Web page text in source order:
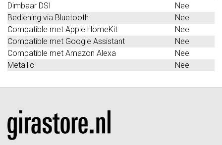
Dimbaar DSI
Nee
Bediening via Bluetooth
Nee
Compatible met Apple HomeKit
Nee
Compatible met Google Assistant
Nee
Compatible met Amazon Alexa
Nee
Metallic
Nee